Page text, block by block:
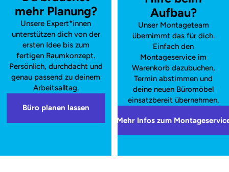
mehr Planung?
Unsere Expert*innen
unterstützen dich von der
ersten Idee bis zum
fertigen Raumkonzept.
Persönlich, durchdacht und
genau passend zu deinem
Arbeitsalltag.
Büro planen lassen
Aufbau?
Unser Montageteam
übernimmt das für dich.
Einfach den
Montageservice im
Warenkorb dazubuchen,
Termin abstimmen und
deine neuen Büromöbel
einsatzbereit übernehmen.
Mehr Infos zum